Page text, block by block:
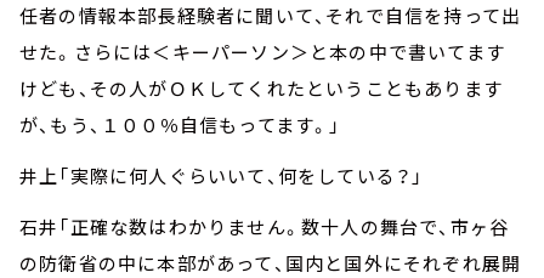
任者の情報本部長経験者に聞いて、それで自信を持って出
せた。さらには＜キーパーソン＞と本の中で書いてます
けども、その人がＯＫしてくれたということもあります
が、もう、１００％自信もってます。」
井上「実際に何人ぐらいいて、何をしている？」
石井「正確な数はわかりません。数十人の舞台で、市ヶ谷
の防衛省の中に本部があって、国内と国外にそれぞれ展開